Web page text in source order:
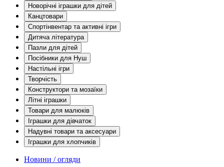
Новорічні іграшки для дітей
Канцтовари
Спортінвентар та активні ігри
Дитяча література
Пазли для дітей
Посібники для Нуш
Настільні ігри
Творчість
Конструктори та мозаїки
Літні іграшки
Товари для малюків
Іграшки для дівчаток
Надувні товари та аксесуари
Іграшки для хлопчиків
Новини / огляди